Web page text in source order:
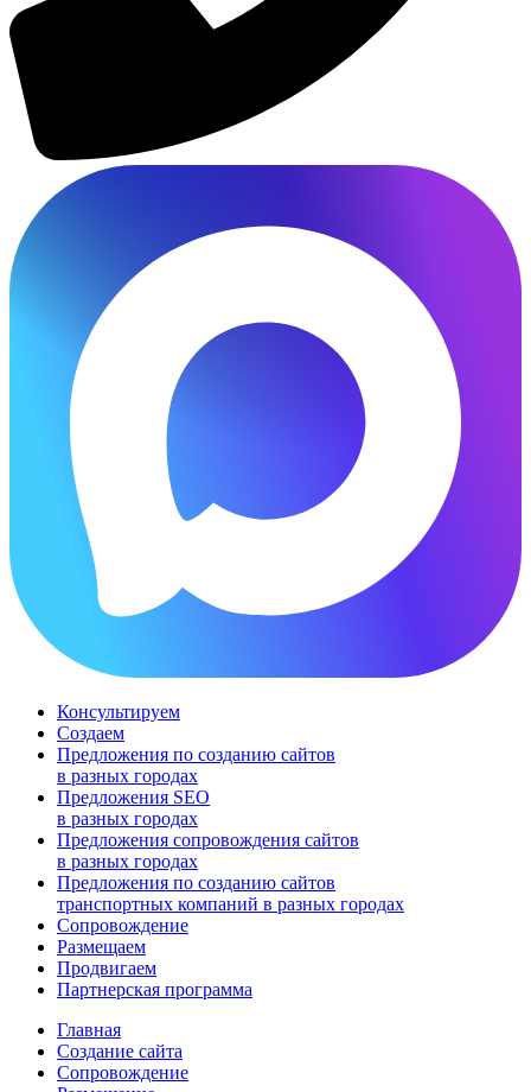
Консультируем
Создаем
Предложения по созданию сайтов
в разных городах
Предложения SEO
в разных городах
Предложения сопровождения сайтов
в разных городах
Предложения по cозданию сайтов
транспортных компаний в разных городах
Сопровождение
Размещаем
Продвигаем
Партнерская программа
Главная
Создание сайта
Сопровождение